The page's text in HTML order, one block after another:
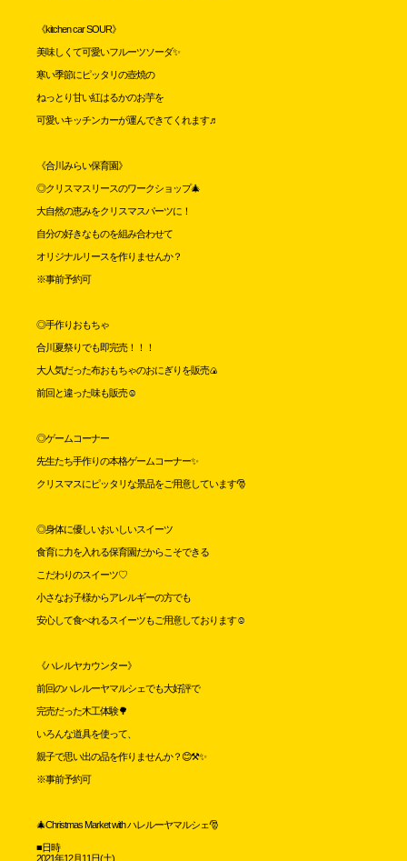
《kitchen car SOUR》
美味しくて可愛いフルーツソーダ✨
寒い季節にピッタリの壺焼の
ねっとり甘い紅はるかのお芋を
可愛いキッチンカーが運んできてくれます♬
《合川みらい保育園》
◎クリスマスリースのワークショップ🎄
大自然の恵みをクリスマスパーツに！
自分の好きなものを組み合わせて
オリジナルリースを作りませんか？
※事前予約可
◎手作りおもちゃ
合川夏祭りでも即完売！！！
大人気だった布おもちゃのおにぎりを販売🍙
前回と違った味も販売☺️
◎ゲームコーナー
先生たち手作りの本格ゲームコーナー✨
クリスマスにピッタリな景品をご用意しています🎅
◎身体に優しいおいしいスイーツ
食育に力を入れる保育園だからこそできる
こだわりのスイーツ♡
小さなお子様からアレルギーの方でも
安心して食べれるスイーツもご用意しております☺️
《ハレルヤカウンター》
前回のハレルーヤマルシェでも大好評で
完売だった木工体験🌳
いろんな道具を使って、
親子で思い出の品を作りませんか？😊⚒✨
※事前予約可
🎄Christmas Market with ハレルーヤマルシェ🎅
■日時
2021年12月11日(土)